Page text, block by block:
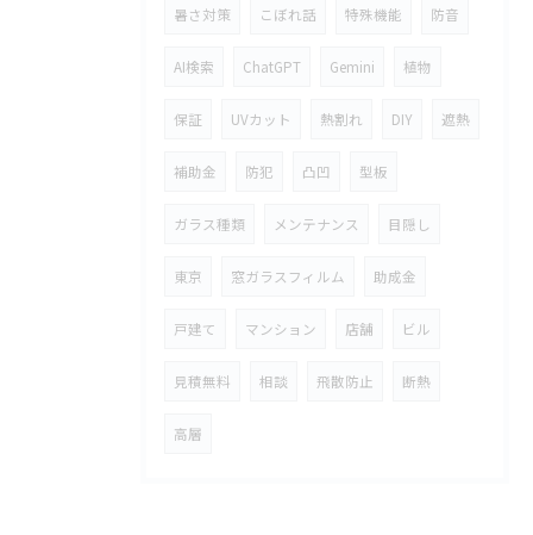
暑さ対策 こぼれ話 特殊機能 防音
AI検索 ChatGPT Gemini 植物
保証 UVカット 熱割れ DIY 遮熱
補助金 防犯 凸凹 型板
ガラス種類 メンテナンス 目隠し
東京 窓ガラスフィルム 助成金
戸建て マンション 店舗 ビル
見積無料 相談 飛散防止 断熱
高層